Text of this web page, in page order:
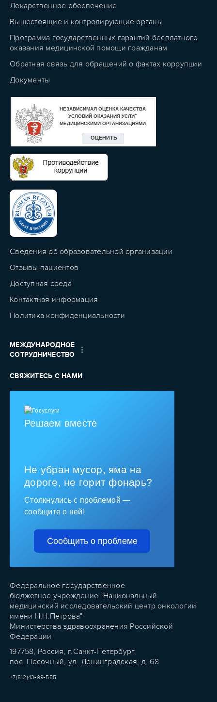
Лекарственное обеспечение
Вышестоящие и контролирующие органы
Программа государственных гарантий бесплатного
оказания медицинской помощи гражданам
Обратная связь для обращений о фактах коррупции
Документы
Сведения об образовательной организации
Отзывы пациентов
Доступная среда
Контактная информация
Политика конфиденциальности
МЕЖДУНАРОДНОЕ
СОТРУДНИЧЕСТВО
СВЯЖИТЕСЬ С НАМИ
Решаем вместе
Не убран мусор, яма на
дороге, не горит фонарь?
Столкнулись с проблемой —
сообщите о ней!
Сообщить о проблеме
Федеральное государственное
бюджетное учреждение "Национальный
медицинский исследовательский центр онкологии
имени Н.Н.Петрова"
Министерства здравоохранения Российской
Федерации
197758, Россия, г.Санкт-Петербург,
пос. Песочный, ул. Ленинградская, д. 68
+7(812)43-99-555